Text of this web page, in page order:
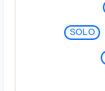
SOLO